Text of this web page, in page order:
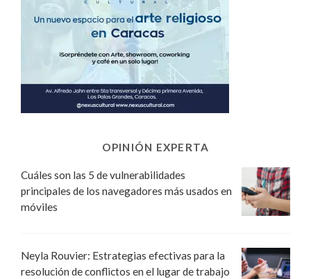
OPINIÓN EXPERTA
Cuáles son las 5 de vulnerabilidades
principales de los navegadores más usados en
móviles
Neyla Rouvier: Estrategias efectivas para la
resolución de conflictos en el lugar de trabajo